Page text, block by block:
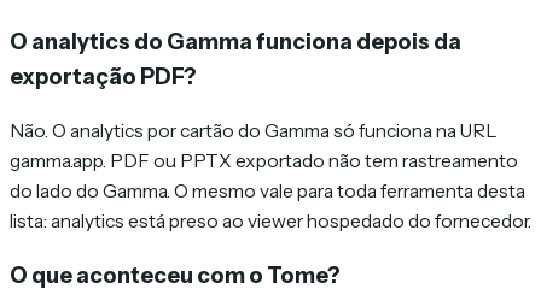
O analytics do Gamma funciona depois da
exportação PDF?
Não. O analytics por cartão do Gamma só funciona na URL
gamma.app. PDF ou PPTX exportado não tem rastreamento
do lado do Gamma. O mesmo vale para toda ferramenta desta
lista: analytics está preso ao viewer hospedado do fornecedor.
O que aconteceu com o Tome?